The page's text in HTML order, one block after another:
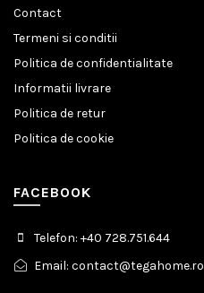
Contact
Termeni si conditii
Politica de confidentialitate
Informatii livrare
Politica de retur
Politica de cookie
FACEBOOK
Telefon: +40 728.751.644
Email: contact@tegahome.ro